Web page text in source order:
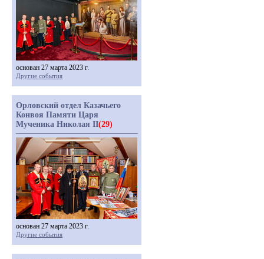
основан 27 марта 2023 г.
Другие события
Орловский отдел Казачьего
Конвоя Памяти Царя
Мученика Николая II(29)
основан 27 марта 2023 г.
Другие события